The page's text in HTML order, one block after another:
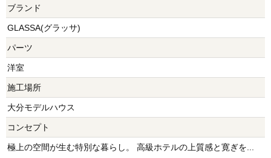
ブランド
GLASSA(グラッサ)
パーツ
洋室
施工場所
大分モデルハウス
コンセプト
極上の空間が生む特別な暮らし。 高級ホテルの上質感と寛ぎを...